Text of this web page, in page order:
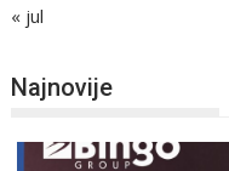
« jul
Najnovije